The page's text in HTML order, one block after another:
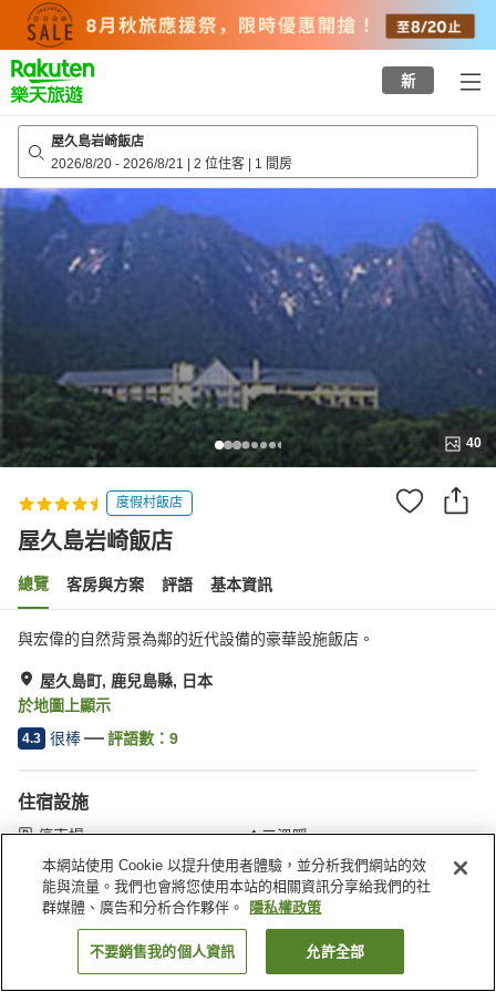
top
page
新
屋久島岩崎飯店
2026/8/20 - 2026/8/21 | 2 位住客 | 1 間房
40
度假村飯店
屋久島岩崎飯店
總覽 客房與方案 評語 基本資訊
與宏偉的自然背景為鄰的近代設備的豪華設施飯店。
屋久島町, 鹿兒島縣, 日本
於地圖上顯示
4.3 很棒 評語數： 9
住宿設施
停車場
三溫暖
Spa／美容沙龍
健身房
首頁 日本 鹿兒島縣 屋久島町 屋久島岩崎飯店
找客房
本網站使用 Cookie 以提升使用者體驗，並分析我們網站的效
能與流量。我們也會將您使用本站的相關資訊分享給我們的社
群媒體、廣告和分析合作夥伴。
隱私權政策
不要銷售我的個人資訊 允許全部